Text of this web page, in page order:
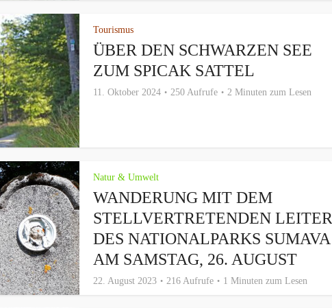
Tourismus
ÜBER DEN SCHWARZEN SEE
ZUM SPICAK SATTEL
11. Oktober 2024 250 Aufrufe 2 Minuten zum Lesen
Natur & Umwelt
WANDERUNG MIT DEM
STELLVERTRETENDEN LEITER
DES NATIONALPARKS SUMAVA
AM SAMSTAG, 26. AUGUST
22. August 2023 216 Aufrufe 1 Minuten zum Lesen